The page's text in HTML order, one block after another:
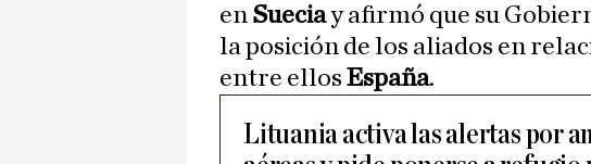
en Sueciay afirmó que su
la posición de los aliados en
entre ellos España.
Lituania activa las alertas por